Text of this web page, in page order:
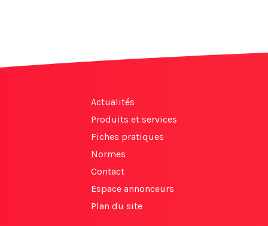
Actualités
Produits et services
Fiches pratiques
Normes
Contact
Espace annonceurs
Plan du site